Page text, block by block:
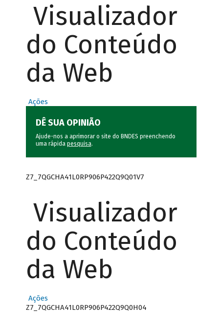
Visualizador
do Conteúdo
da Web
Ações
DÊ SUA OPINIÃO
Ajude-nos a aprimorar o site do BNDES preenchendo
uma rápida pesquisa.
Z7_7QGCHA41L0RP906P422Q9Q01V7
Visualizador
do Conteúdo
da Web
Ações
Z7_7QGCHA41L0RP906P422Q9Q0H04